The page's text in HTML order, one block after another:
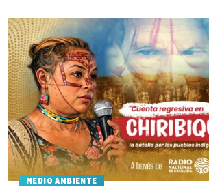
MEDIO AMBIENTE